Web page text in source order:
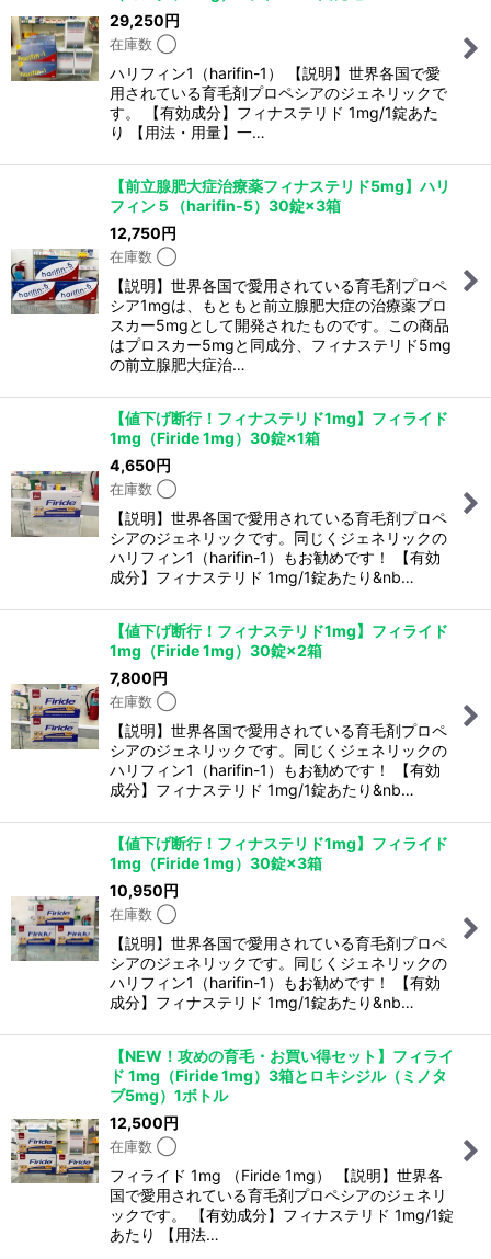
29,250円
在庫数 ◯
ハリフィン1（harifin-1） 【説明】世界各国で愛
用されている育毛剤プロペシアのジェネリックで
す。 【有効成分】フィナステリド 1mg/1錠あた
り 【用法・用量】一…
【前立腺肥大症治療薬フィナステリド5mg】ハリ
フィン５（harifin-5）30錠×3箱
12,750円
在庫数 ◯
【説明】世界各国で愛用されている育毛剤プロペ
シア1mgは、もともと前立腺肥大症の治療薬プロ
スカー5mgとして開発されたものです。この商品
はプロスカー5mgと同成分、フィナステリド5mg
の前立腺肥大症治…
【値下げ断行！フィナステリド1mg】フィライド
1mg（Firide 1mg）30錠×1箱
4,650円
在庫数 ◯
【説明】世界各国で愛用されている育毛剤プロペ
シアのジェネリックです。同じくジェネリックの
ハリフィン1（harifin-1）もお勧めです！ 【有効
成分】フィナステリド 1mg/1錠あたり&nb…
【値下げ断行！フィナステリド1mg】フィライド
1mg（Firide 1mg）30錠×2箱
7,800円
在庫数 ◯
【説明】世界各国で愛用されている育毛剤プロペ
シアのジェネリックです。同じくジェネリックの
ハリフィン1（harifin-1）もお勧めです！ 【有効
成分】フィナステリド 1mg/1錠あたり&nb…
【値下げ断行！フィナステリド1mg】フィライド
1mg（Firide 1mg）30錠×3箱
10,950円
在庫数 ◯
【説明】世界各国で愛用されている育毛剤プロペ
シアのジェネリックです。同じくジェネリックの
ハリフィン1（harifin-1）もお勧めです！ 【有効
成分】フィナステリド 1mg/1錠あたり&nb…
【NEW！攻めの育毛・お買い得セット】フィライ
ド 1mg（Firide 1mg）3箱とロキシジル（ミノタ
ブ5mg）1ボトル
12,500円
在庫数 ◯
フィライド 1mg （Firide 1mg） 【説明】世界各
国で愛用されている育毛剤プロペシアのジェネリ
ックです。 【有効成分】フィナステリド 1mg/1錠
あたり 【用法…